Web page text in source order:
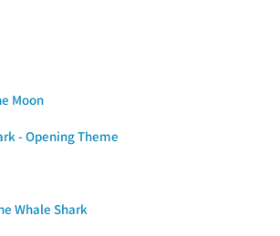
Moon
- Opening Theme
Whale Shark